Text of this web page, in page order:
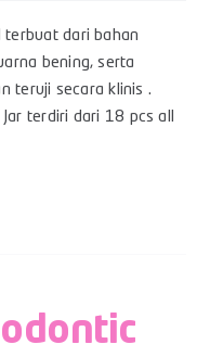
terbuat dari bahan
bening, serta
teruji secara klinis .
terdiri dari 18 pcs all